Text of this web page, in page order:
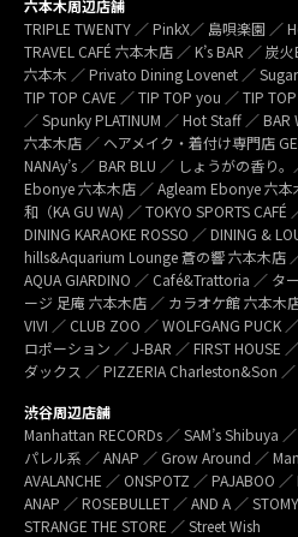
六本木周辺店舗
TRIPLE TWENTY ／ PinkX／ 島唄楽園
TRAVEL CAFÉ 六本木店 ／ K’s BAR ／ 炭
六本木 ／ Privato Dining Lovenet ／
TIP TOP CAVE ／ TIP TOP you ／ TIP
／ Spunky PLATINUM ／ Hot Staff ／
六本木店 ／ ヘアメイク・着付け専門店
NANAy’s ／ BAR BLU ／ しょうがの香り
Ebonye 六本木店 ／ Agleam Ebonye 六本
和（KA GU WA) ／ TOKYO SPORTS
DINING KARAOKE ROSSO ／ DINING &
hills&Aquarium Lounge 蒼の響 六本木店
AQUA GIARDINO ／ Café&Trattoria ／ タ
ージ 足庵 六本木店 ／ カラオケ館 六本木
VIVI ／ CLUB ZOO ／ WOLFGANG PUCK
ロポーション ／ J-BAR ／ FIRST HOUSE
ダックス ／ PIZZERIA Charleston&Son ／
渋谷周辺店舗
Manhattan RECORDs ／ SAM’s Shibuya
パレル系 ／ ANAP ／ Grow Around ／
AVALANCHE ／ ONSPOTZ ／ PAJABOO
ANAP ／ ROSEBULLET ／ AND A ／
STRANGE THE STORE ／ Street Wish